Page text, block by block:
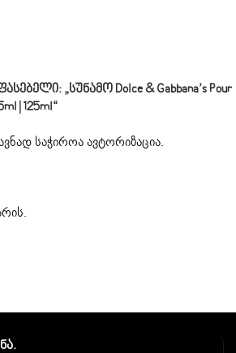
„სუნამო Dolce & Gabbana’s Pour
| 125ml“
საჭიროაავტორიზაცია.